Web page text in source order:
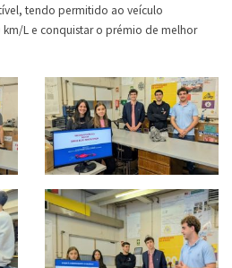
tendo permitido ao veículo
km/L e conquistar o prémio de melhor